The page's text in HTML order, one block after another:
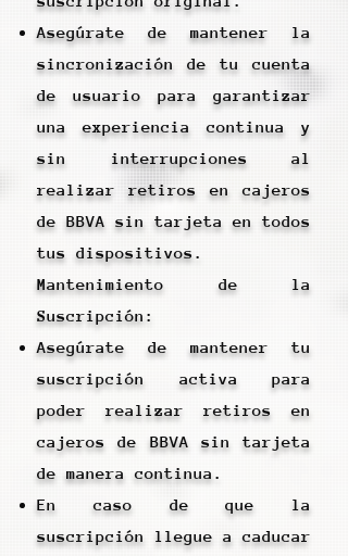
Asegúrate de mantener la
sincronización de tu cuenta
de usuario para garantizar
una experiencia continua y
sin interrupciones al
realizar retiros en cajeros
de BBVA sin tarjeta en todos
tus dispositivos.
Mantenimiento de la
Suscripción:
Asegúrate de mantener tu
suscripción activa para
poder realizar retiros en
cajeros de BBVA sin tarjeta
de manera continua.
En caso de que la
suscripción llegue a caducar